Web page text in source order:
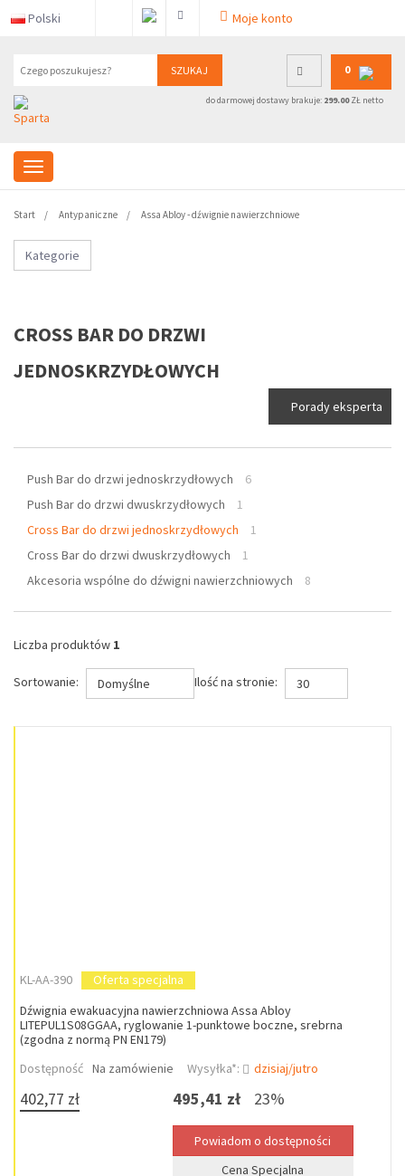
Polski Moje konto
SZUKAJ 0
do darmowej dostawy brakuje: 299.00ZŁ netto
Start Antypaniczne Assa Abloy - dźwignie nawierzchniowe
Kategorie
CROSS BAR DO DRZWI
JEDNOSKRZYDŁOWYCH
Porady eksperta
Push Bar do drzwi jednoskrzydłowych
6
Push Bar do drzwi dwuskrzydłowych
1
Cross Bar do drzwi jednoskrzydłowych
1
Cross Bar do drzwi dwuskrzydłowych
1
Akcesoria wspólne do dźwigni nawierzchniowych
8
Liczba produktów 1
Sortowanie: Domyślne Ilość na stronie: 30
KL-AA-390
Oferta specjalna
Dźwignia ewakuacyjna nawierzchniowa Assa Abloy
LITEPUL1S08GGAA, ryglowanie 1-punktowe boczne, srebrna
(zgodna z normą PN EN179)
Dostępność Na zamówienie Wysyłka*: dzisiaj/jutro
402,77 zł 495,41 zł 23%
Cena Specjalna